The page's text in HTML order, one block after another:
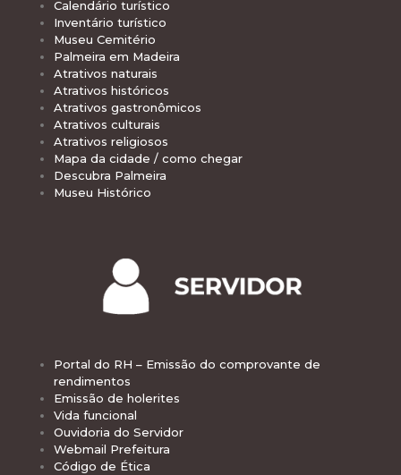
Calendário turístico
Inventário turístico
Museu Cemitério
Palmeira em Madeira
Atrativos naturais
Atrativos históricos
Atrativos gastronômicos
Atrativos culturais
Atrativos religiosos
Mapa da cidade / como chegar
Descubra Palmeira
Museu Histórico
Portal do RH – Emissão do comprovante de
rendimentos
Emissão de holerites
Vida funcional
Ouvidoria do Servidor
Webmail Prefeitura
Código de Ética